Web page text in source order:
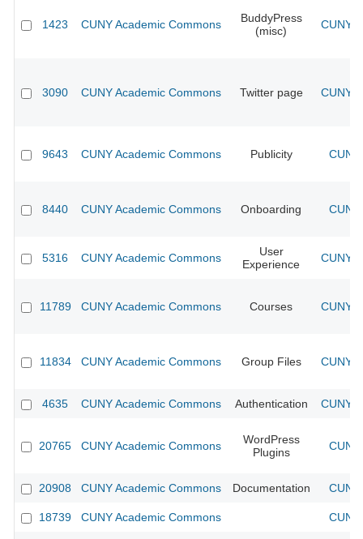
1423 CUNY Academic Commons
BuddyPress
(misc)
CUNY
3090 CUNY Academic Commons Twitter page CUNY
9643 CUNY Academic Commons Publicity
8440 CUNY Academic Commons Onboarding
5316 CUNY Academic Commons
User
Experience
CUNY
11789 CUNY Academic Commons Courses CUNY
11834 CUNY Academic Commons Group Files CUNY
4635 CUNY Academic Commons Authentication CUNY
20765 CUNY Academic Commons
WordPress
Plugins
20908 CUNY Academic Commons Documentation
18739 CUNY Academic Commons